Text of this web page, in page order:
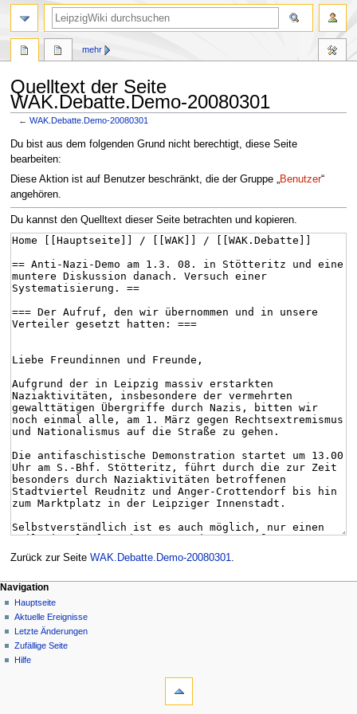
Quelltext der Seite
WAK.Debatte.Demo-20080301
←WAK.Debatte.Demo-20080301
Zur
Navigation
springen
Zur
Suche
springen
Du bist aus dem folgenden Grund nicht berechtigt, diese Seite
bearbeiten:
Diese Aktion ist auf Benutzer beschränkt, die der Gruppe „Benutzer“
angehören.
Du kannst den Quelltext dieser Seite betrachten und kopieren.
Zurück zur Seite WAK.Debatte.Demo-20080301
mehr
Navigation
Hauptseite
Aktuelle Ereignisse
Letzte Änderungen
Zufällige Seite
Hilfe